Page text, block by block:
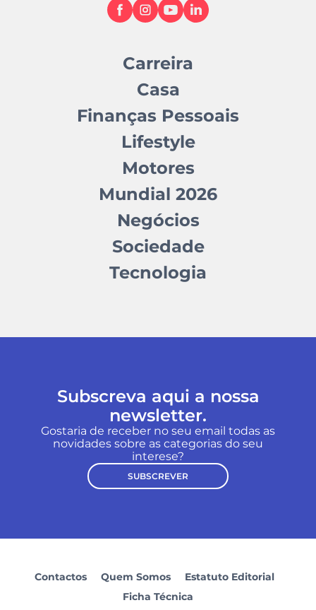
Carreira
Casa
Finanças Pessoais
Lifestyle
Motores
Mundial 2026
Negócios
Sociedade
Tecnologia
Subscreva aqui a nossa
newsletter.
Gostaria de receber no seu email todas as
novidades sobre as categorias do seu
interese?
SUBSCREVER
Contactos Quem Somos
Estatuto Editorial
Ficha Técnica